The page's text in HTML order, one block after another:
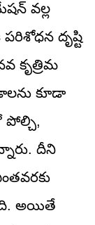
వల్ల
దృష్టి
కృత్రిమ
కూడా
పోల్చి,
దీని
అయితే